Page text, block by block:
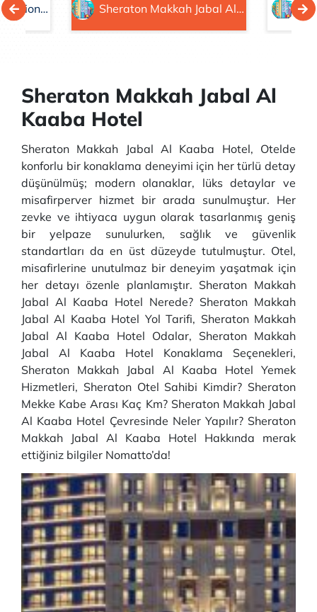
Hilton Makkah Convention Hotel Sheraton Makkah Jabal Al Kaaba Hotel
Sheraton Makkah Jabal Al
Kaaba Hotel
Sheraton Makkah Jabal Al Kaaba Hotel, Otelde
konforlu bir konaklama deneyimi için her türlü detay
düşünülmüş; modern olanaklar, lüks detaylar ve
misafirperver hizmet bir arada sunulmuştur. Her
zevke ve ihtiyaca uygun olarak tasarlanmış geniş
bir yelpaze sunulurken, sağlık ve güvenlik
standartları da en üst düzeyde tutulmuştur. Otel,
misafirlerine unutulmaz bir deneyim yaşatmak için
her detayı özenle planlamıştır. Sheraton Makkah
Jabal Al Kaaba Hotel Nerede? Sheraton Makkah
Jabal Al Kaaba Hotel Yol Tarifi, Sheraton Makkah
Jabal Al Kaaba Hotel Odalar, Sheraton Makkah
Jabal Al Kaaba Hotel Konaklama Seçenekleri,
Sheraton Makkah Jabal Al Kaaba Hotel Yemek
Hizmetleri, Sheraton Otel Sahibi Kimdir? Sheraton
Mekke Kabe Arası Kaç Km? Sheraton Makkah Jabal
Al Kaaba Hotel Çevresinde Neler Yapılır? Sheraton
Makkah Jabal Al Kaaba Hotel Hakkında merak
ettiğiniz bilgiler Nomatto’da!